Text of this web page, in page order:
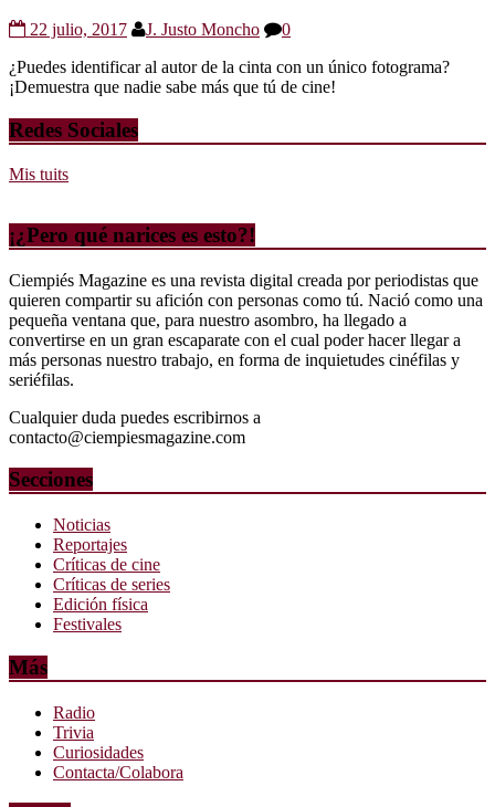
22 julio, 2017 J. Justo Moncho
0
¿Puedes identificar al autor de la cinta con un único fotograma?
¡Demuestra que nadie sabe más que tú de cine!
Redes Sociales
Mis tuits
¡¿Pero qué narices es esto?!
Ciempiés Magazine es una revista digital creada por periodistas que
quieren compartir su afición con personas como tú. Nació como una
pequeña ventana que, para nuestro asombro, ha llegado a
convertirse en un gran escaparate con el cual poder hacer llegar a
más personas nuestro trabajo, en forma de inquietudes cinéfilas y
seriéfilas.
Cualquier duda puedes escribirnos a
contacto@ciempiesmagazine.com
Secciones
Noticias
Reportajes
Críticas de cine
Críticas de series
Edición física
Festivales
Más
Radio
Trivia
Curiosidades
Contacta/Colabora